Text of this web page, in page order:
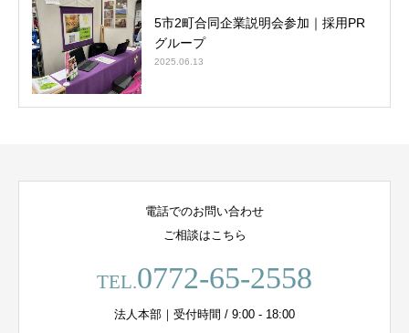
5市2町合同企業説明会参加｜採用PR
グループ
2025.06.13
電話でのお問い合わせ
ご相談はこちら
TEL.0772-65-2558
法人本部｜受付時間 / 9:00 - 18:00